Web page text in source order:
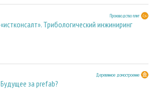
Производство плит
«истконсалт». Трибологический инжиниринг
Деревянное домостроение
Будущее за prefab?